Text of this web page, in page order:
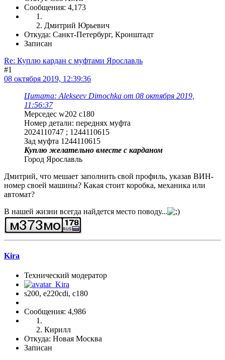
Сообщения: 4,173
Дмитрий Юрьевич
Откуда: Санкт-Петербург, Кронштадт
Записан
Re: Куплю кардан с муфтами Ярославль
#1
08 октября 2019, 12:39:36
Цитата: Alekseev Dimochka от 08 октября 2019,
11:56:37
Мерседес w202 c180
Номер детали: переднях муфта
2024110747 ; 1244110615
Зад муфта 1244110615
Куплю желательно вместе с карданом
Город Ярославль
Дмитрий, что мешает заполнить свой профиль, указав ВИН-
номер своей машины? Какая стоит коробка, механика или
автомат?
В нашей жизни всегда найдется место поводу...
Kira
Технический модератор
s200, е220cdi, с180
Сообщения: 4,986
Кирилл
Откуда: Новая Москва
Записан